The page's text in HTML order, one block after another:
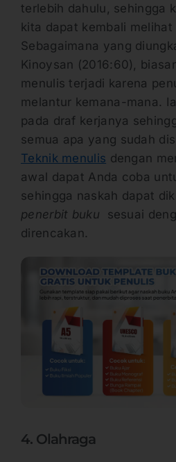
terlebih dahulu, sehingga
kita dapat kembali melihat
Sebagaimana yang
Kinoysan (2016:60),
menulis terjadi karena
melantur kemana-mana.
pada draf kerjanya
semua apa yang sudah
Teknik menulis dengan
awal dapat Anda coba
sehingga naskah dapat
penerbit buku sesuai
direncakan.
4. Olahraga